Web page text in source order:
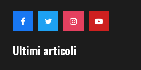
Ultimi articoli